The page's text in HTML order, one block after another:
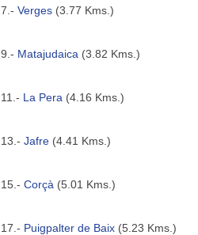
7.- Verges(3.77 Kms.)
9.- Matajudaica (3.82 Kms.)
11.- La Pera (4.16 Kms.)
13.- Jafre(4.41 Kms.)
15.- Corçà (5.01 Kms.)
17.- Puigpalter de Baix(5.23 Kms.)